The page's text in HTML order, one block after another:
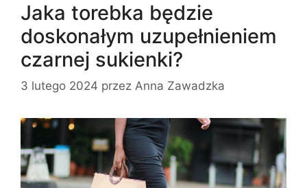
Jaka torebka będzie
doskonałym uzupełnieniem
czarnej sukienki?
3 lutego 2024 przez Anna Zawadzka